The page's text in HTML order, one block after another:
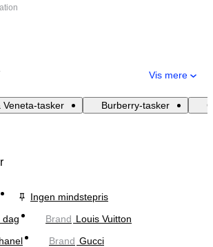
Vis mere
Veneta-tasker Burberry-tasker
Ingen mindstepris
dag
Brand Louis Vuitton
Brand Gucci